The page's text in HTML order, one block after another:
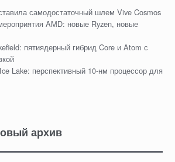
самодостаточный шлем Vive Cosmos
AMD: новые Ryzen, новые
пятиядерный гибрид Core и Atom с
Lake: перспективный 10-нм процессор для
архив